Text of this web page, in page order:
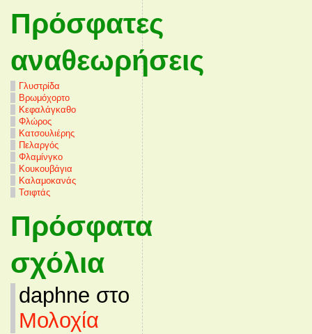
Πρόσφατες
αναθεωρήσεις
Γλυστρίδα
Βρωμόχορτο
Κεφαλάγκαθο
Φλώρος
Κατσουλιέρης
Πελαργός
Φλαμίνγκο
Κουκουβάγια
Καλαμοκανάς
Τσιφτάς
Πρόσφατα
σχόλια
daphne στο
Μολοχία